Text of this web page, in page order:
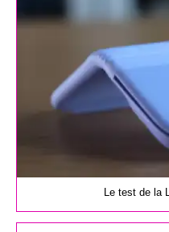
Le test de la